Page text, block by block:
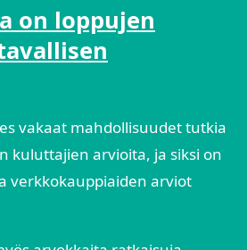
on loppujen
vakaat mahdollisuudet tutkia
kuluttajien arvioita, ja siksi on
verkkokauppiaiden arviot